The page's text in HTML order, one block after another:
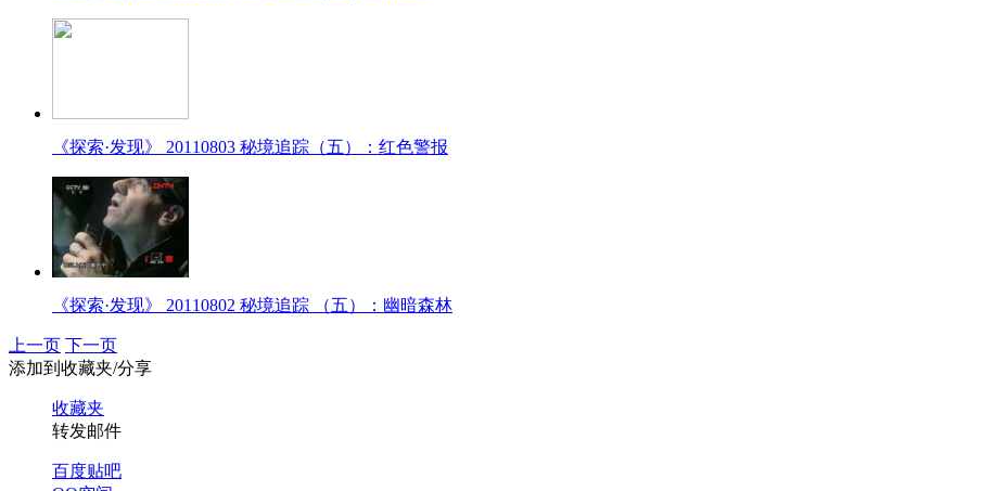
《探索·发现》 20110803 秘境追踪（五）：红色警报
《探索·发现》 20110802 秘境追踪 （五）：幽暗森林
上一页 下一页
添加到收藏夹/分享
收藏夹
转发邮件
百度贴吧